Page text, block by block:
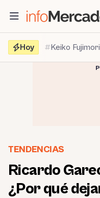
contenido
Hoy
Keiko Fujimori
TENDENCIAS
Ricardo
¿Por qué